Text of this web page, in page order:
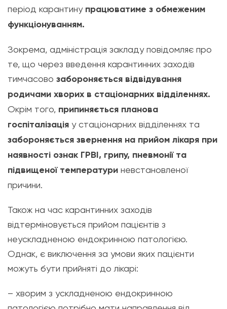
період карантину працюватиме з обмеженим
функціонуванням.
Зокрема, адміністрація закладу повідомляє про
те, що через введення карантинних заходів
тимчасово забороняється відвідування
родичами хворих в стаціонарних відділеннях.
Окрім того, припиняється планова
госпіталізація у стаціонарних відділеннях та
забороняється звернення на прийом лікаря при
наявності ознак ГРВІ, грипу, пневмонії та
підвищеної температури невстановленої
причини.
Також на час карантинних заходів
відтерміновується прийом пацієнтів з
неускладненою ендокринною патологією.
Однак, є виключення за умови яких пацієнти
можуть бути прийняті до лікарі:
– хворим з ускладненою ендокринною